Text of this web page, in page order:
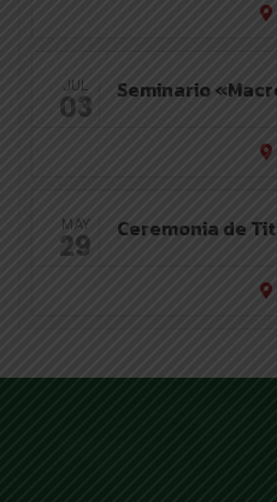
JUL
03 Seminario
MAY
29 Ceremonia de